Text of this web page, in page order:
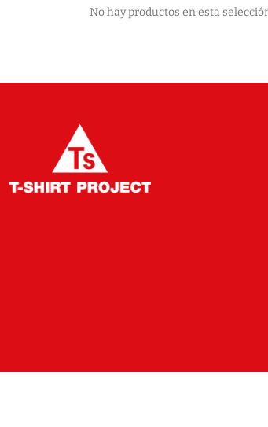
No hay productos en esta